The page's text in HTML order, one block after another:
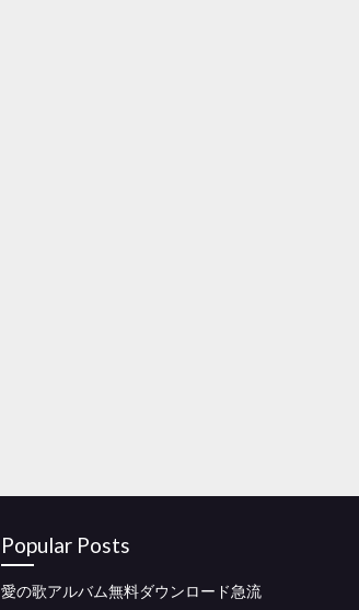
Popular Posts
愛の歌アルバム無料ダウンロード急流